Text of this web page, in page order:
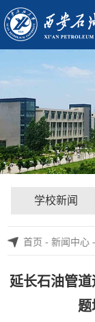
学校新闻
首页-新闻中心
延长石油管
题